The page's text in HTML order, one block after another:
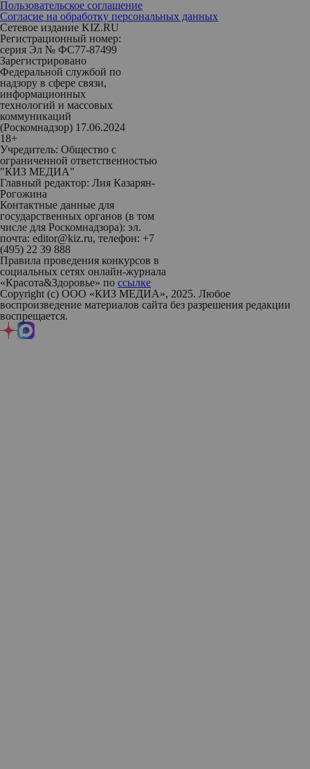
Пользовательское соглашение
Согласие на обработку персональных данных
Сетевое издание KIZ.RU
Регистрационный номер:
серия Эл № ФС77-87499
Зарегистрировано
Федеральной службой по
надзору в сфере связи,
информационных
технологий и массовых
коммуникаций
(Роскомнадзор) 17.06.2024
18+
Учредитель: Общество с
ограниченной ответственностью
"КИЗ МЕДИА"
Главный редактор: Лия Казарян-
Рогожина
Контактные данные для
государственных органов (в том
числе для Роскомнадзора): эл.
почта: editor@kiz.ru, телефон: +7
(495) 22 39 888
Правила проведения конкурсов в
социальных сетях онлайн-журнала
«Красота&Здоровье» по ссылке
Copyright (с) ООО «КИЗ МЕДИА», 2025. Любое
воспроизведение материалов сайта без разрешения редакции
воспрещается.